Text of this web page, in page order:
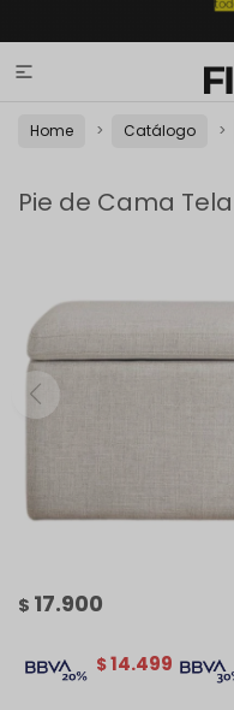

Home Catálogo
Pie de Cama
$ 17.900
$14.499